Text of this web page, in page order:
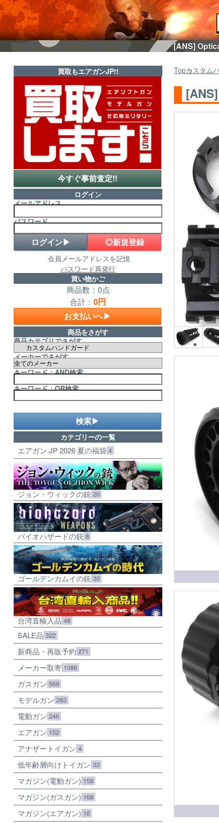
[ANS]
Topカスタム
買取もエアガンJP!!
今すぐ事前査定!!
ログイン
メールアドレス
パスワード
◎新規登録
会員メールアドレスを記憶
パスワード再発行
買い物かご
商品数：0点
合計： 0円
お支払いへ▶
商品をさがす
商品カテゴリでさがす
メーカーでさがす
キーワード：AND検索
キーワード：OR検索
検索▶
カテゴリーの一覧
エアガン.JP 2026 夏の福袋 4
ジョン・ウィックの銃 20
バイオハザードの銃 8
ゴールデンカムイの銃 30
台湾直輸入品 48
SALE品 322
新商品・再販予約 271
メーカー取寄 1086
ガスガン 569
モデルガン 283
電動ガン 246
エアガン 152
アナザートイガン 4
低年齢層向けトイガン 33
マガジン(電動ガン) 158
マガジン(ガスガン) 168
マガジン(エアガン) 16